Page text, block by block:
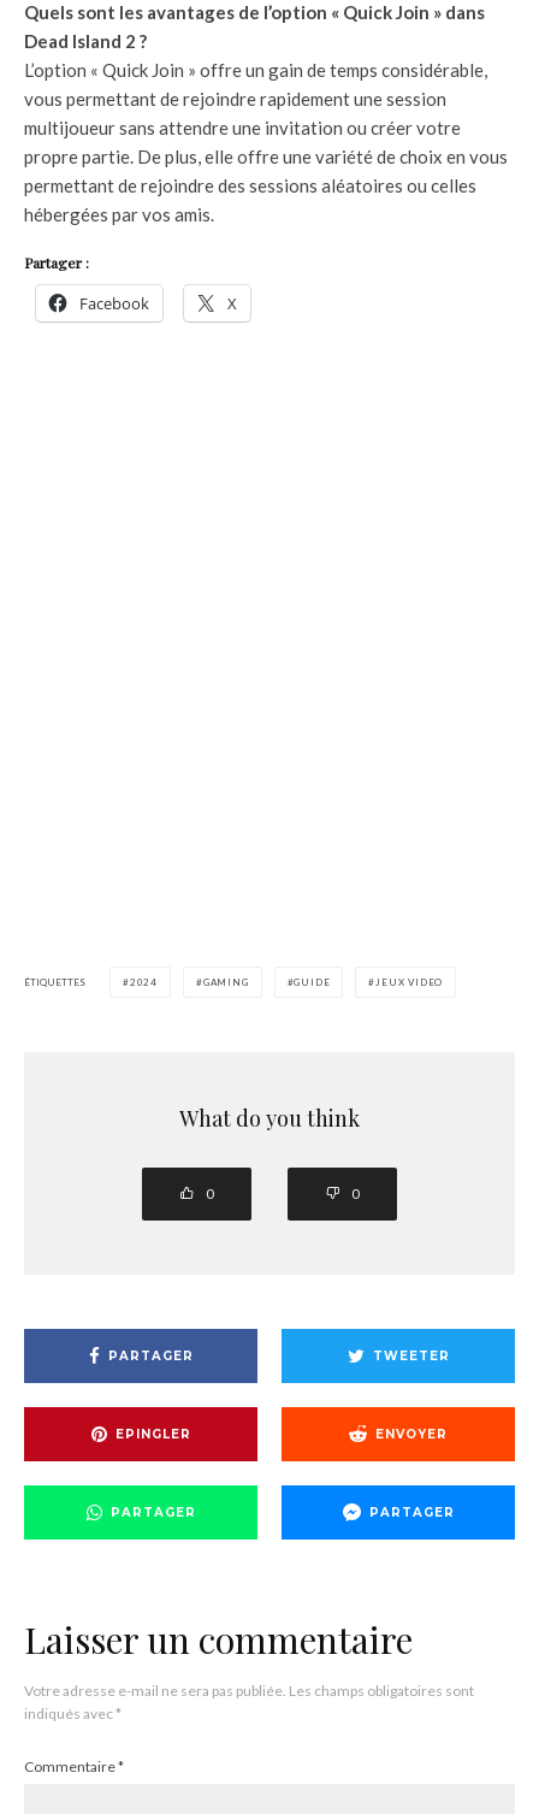
Quels sont les avantages de l’option « Quick Join » dans
Dead Island 2 ?
L’option « Quick Join » offre un gain de temps considérable,
vous permettant de rejoindre rapidement une session
multijoueur sans attendre une invitation ou créer votre
propre partie. De plus, elle offre une variété de choix en vous
permettant de rejoindre des sessions aléatoires ou celles
hébergées par vos amis.
Partager :
Facebook X
ÉTIQUETTES 2024 GAMING GUIDE JEUX VIDEO
What do you think
0 0
PARTAGER TWEETER
EPINGLER ENVOYER
PARTAGER PARTAGER
Laisser un commentaire
Votre adresse e-mail ne sera pas publiée. Les champs obligatoires sont
indiqués avec*
Commentaire*